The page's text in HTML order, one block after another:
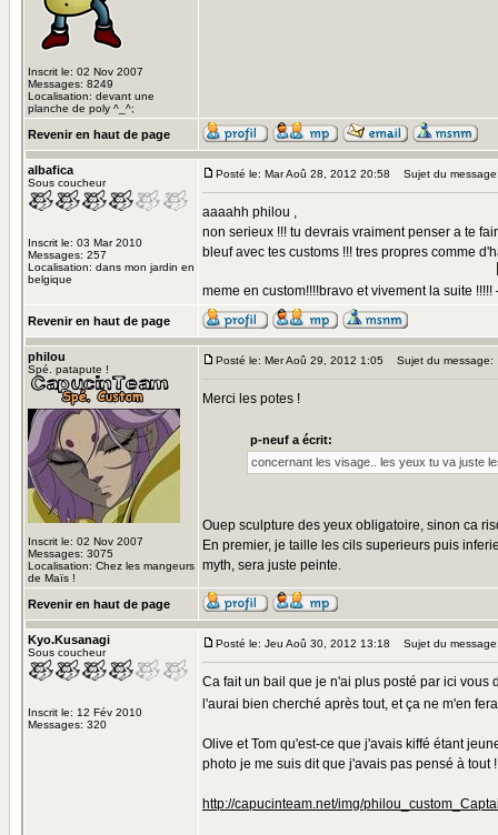
Inscrit le: 02 Nov 2007
Messages: 8249
Localisation: devant une
planche de poly ^_^;
Revenir en haut de page
albafica
Sous coucheur
Inscrit le: 03 Mar 2010
Messages: 257
Localisation: dans mon jardin en
belgique
Posté le: Mar Aoû 28, 2012 20:58 Sujet du
aaaahh philou ,
non serieux !!! tu devrais vraiment penser a te
bleuf avec tes customs !!! tres propres comme
meme en custom!!!!bravo et vivement la suite !!!!!
Revenir en haut de page
philou
Spé. patapute !
Inscrit le: 02 Nov 2007
Messages: 3075
Localisation: Chez les mangeurs
de Maïs !
Posté le: Mer Aoû 29, 2012 1:05 Sujet du message:
Merci les potes !
p-neuf a écrit:
concernant les visage.. les yeux tu va juste
Ouep sculpture des yeux obligatoire, sinon ca
En premier, je taille les cils superieurs puis
myth, sera juste peinte.
Revenir en haut de page
Kyo.Kusanagi
Sous coucheur
Inscrit le: 12 Fév 2010
Messages: 320
Posté le: Jeu Aoû 30, 2012 13:18 Sujet du
Ca fait un bail que je n'ai plus posté par ici vous
l'aurai bien cherché après tout, et ça ne m'en
Olive et Tom qu'est-ce que j'avais kiffé étant
photo je me suis dit que j'avais pas pensé à tout !
http://capucinteam.net/img/